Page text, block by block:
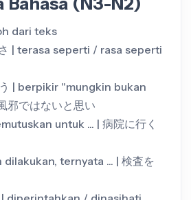
dari teks
| terasa seperti / rasa seperti
| berpikir "mungkin bukan
邪ではないと思い
untuk ... | 病院に行く
dilakukan, ternyata ... | 検査を